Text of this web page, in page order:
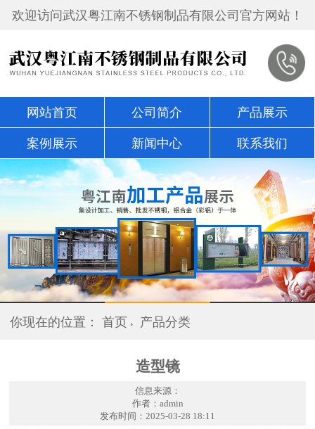
欢迎访问武汉粤江南不锈钢制品有限公司官方网站！
网站首页 公司简介 产品展示
案例展示 新闻中心 联系我们
你现在的位置：首页 产品分类
造型镜
信息来源：
作者：admin
发布时间：2025-03-28 18:11